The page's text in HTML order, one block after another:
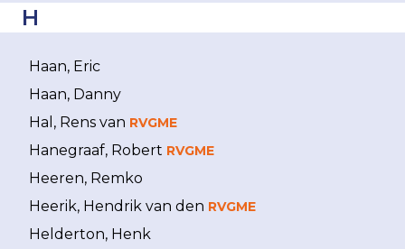
H
Haan, Eric
Haan, Danny
Hal, Rens van RVGME
Hanegraaf, Robert RVGME
Heeren, Remko
Heerik, Hendrik van den RVGME
Helderton, Henk